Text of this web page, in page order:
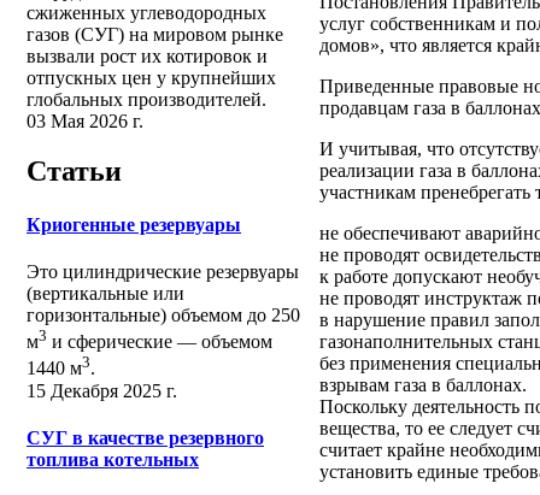
сжиженных углеводородных
газов (СУГ) на мировом рынке
вызвали рост их котировок и
отпускных цен у крупнейших
глобальных производителей.
03 Мая 2026 г.
Статьи
Криогенные резервуары
Это цилиндрические резервуары
(вертикальные или
горизонтальные) объемом до 250
м3 и сферические ― объемом
1440 м3.
15 Декабря 2025 г.
СУГ в качестве резервного
топлива котельных
услуг собственникам и
домов», что является
Приведенные правовые
продавцам газа в
И учитывая, что
реализации газа в
участникам
не обеспечивают
не проводят
к работе допускают
не проводят инструктаж
в нарушение правил
газонаполнительных
без применения
взрывам газа в баллонах.
Поскольку деятельность
вещества, то ее следует
считает крайне
установить единые